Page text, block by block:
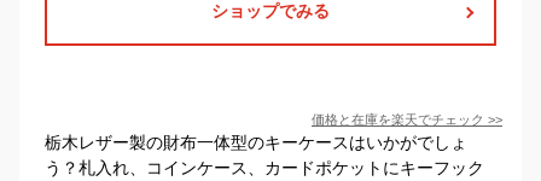
ショップでみる
価格と在庫を楽天でチェック >>
栃木レザー製の財布一体型のキーケースはいかがでしょ
う？札入れ、コインケース、カードポケットにキーフック